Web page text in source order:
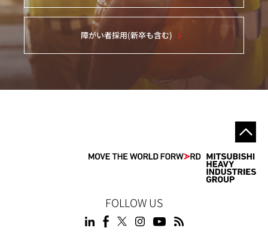
障がい者採用(新卒も含む)
FOLLOW US